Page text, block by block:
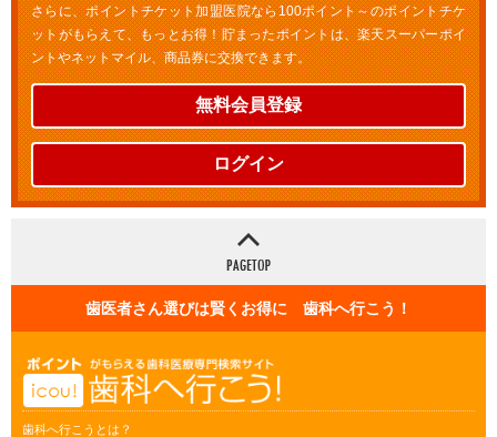
さらに、ポイントチケット加盟医院なら100ポイント～のポイントチケ
ットがもらえて、もっとお得！貯まったポイントは、楽天スーパーポイ
ントやネットマイル、商品券に交換できます。
無料会員登録
ログイン
歯医者さん選びは賢くお得に 歯科へ行こう！
歯科へ行こうとは？